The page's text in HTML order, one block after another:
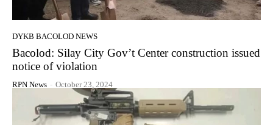
DYKB BACOLOD NEWS
Bacolod: Silay City Gov’t Center construction issued
notice of violation
RPN News - October 23, 2024